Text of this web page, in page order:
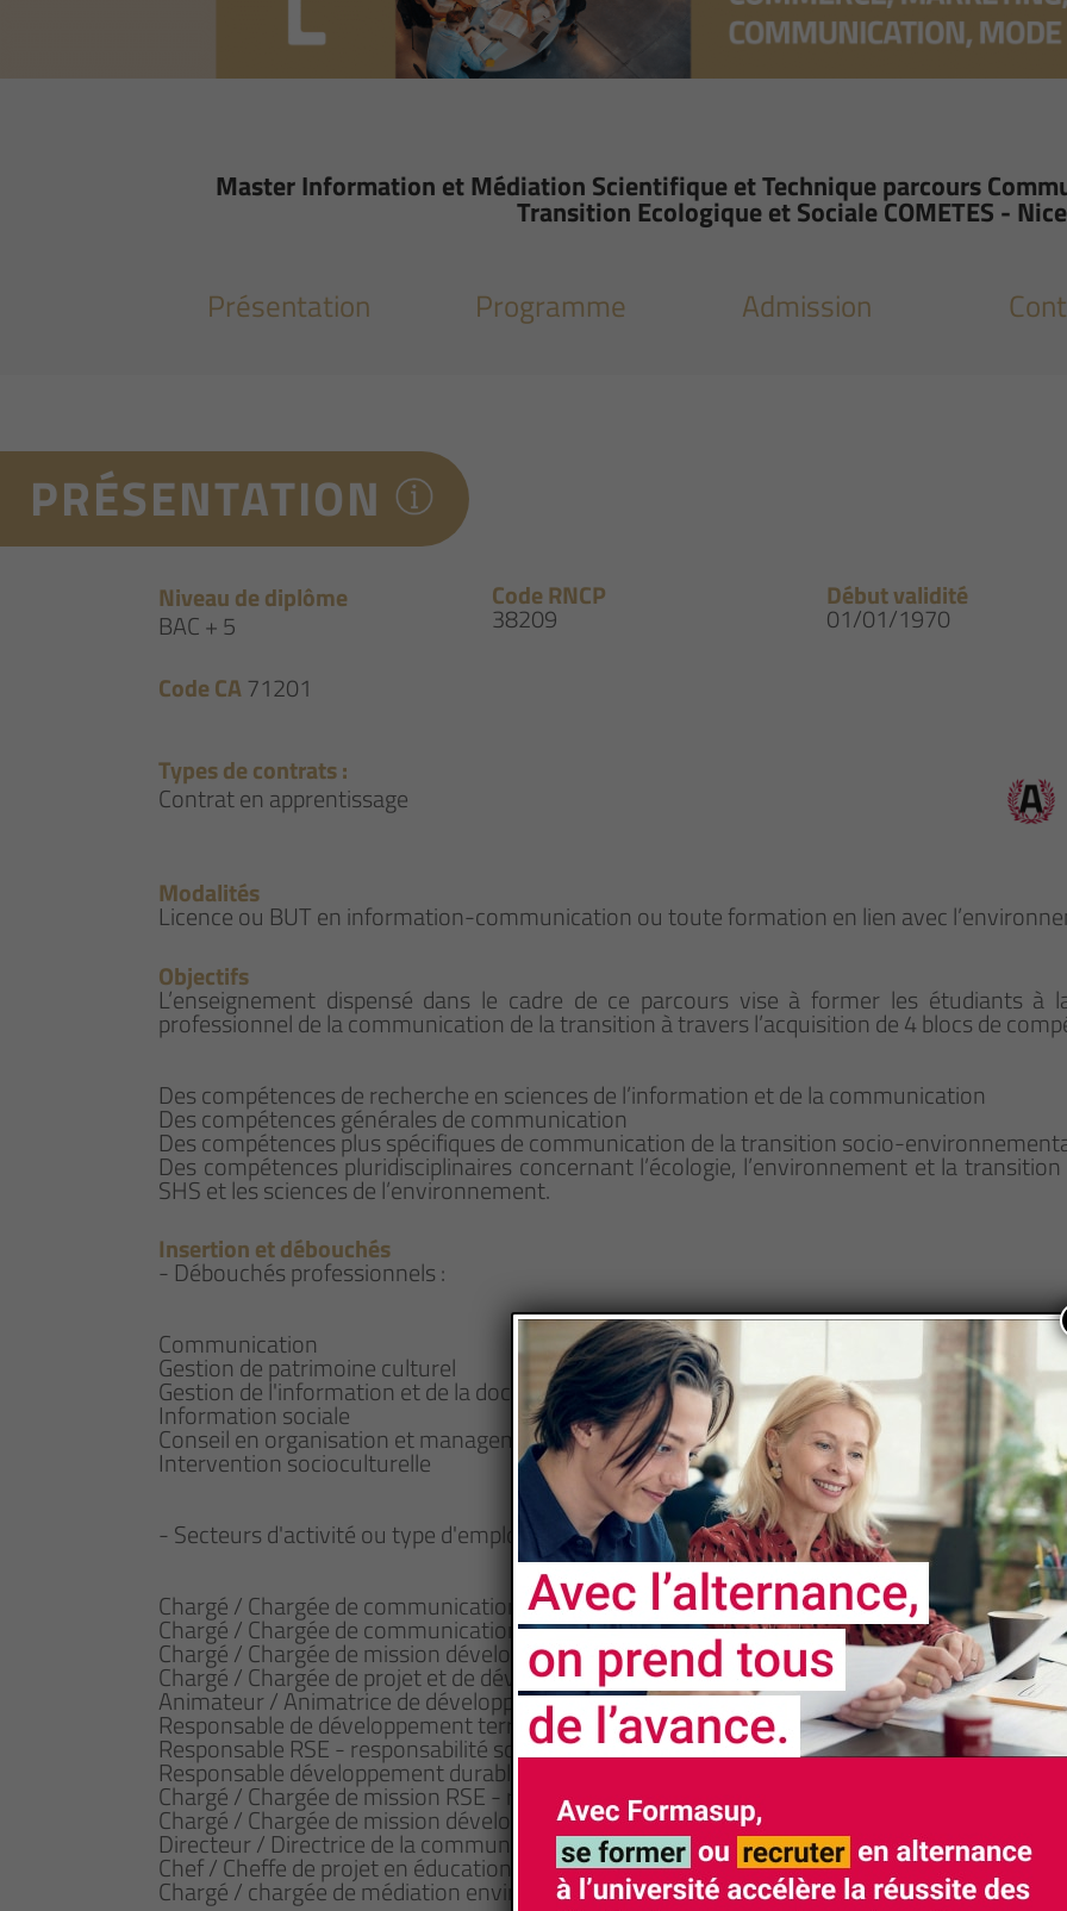
Master Information et Médiation Scientifique et Technique parcours
Transition Ecologique et Sociale COMETES - Nice
Présentation Programme Admission
PRÉSENTATION
Niveau de diplôme
BAC + 5
Code RNCP
38209
Début validité
01/01/1970
Code CA71201
Types de contrats :
Contrat en apprentissage
Modalités
Licence ou BUT en information-communication ou toute formation en lien avec
Objectifs
L’enseignement dispensé dans le cadre de ce parcours vise à former les étudiants
professionnel de la communication de la transition à travers l’acquisition de 4 blocs de
Des compétences de recherche en sciences de l’information et de la communication
Des compétences générales de communication
Des compétences plus spécifiques de communication de la transition socio-
Des compétences pluridisciplinaires concernant l’écologie, l’environnement et la
SHS et les sciences de l’environnement.
Insertion et débouchés
- Débouchés professionnels :
Communication
Gestion de patrimoine culturel
Gestion de l'information et de la documentation
Information sociale
Conseil en organisation et management d'entreprise
Intervention socioculturelle
- Secteurs d'activité ou type d'emploi
Chargé / Chargée de communication
Chargé / Chargée de communication scientifique
Chargé / Chargée de mission développement territorial
Chargé / Chargée de projet et de développement territorial
Animateur / Animatrice de développement territorial
Responsable de développement territorial
Responsable RSE - responsabilité sociétale de l'entreprise
Responsable développement durable et RSE - responsabilité sociétale de l'entreprise
Chargé / Chargée de mission RSE - responsabilité sociétale de l'entreprise
Chargé / Chargée de mission développement durable et RSE - responsabilité sociétale de
Directeur / Directrice de la communication
Chef / Cheffe de projet en éducation relative à l’environnement et au développement
Chargé / chargée de médiation environnementale et/ou patrimoniale